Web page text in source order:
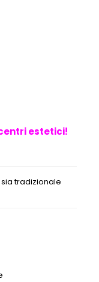
estetici!
tradizionale